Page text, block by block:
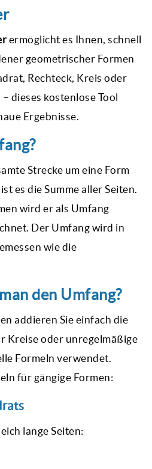
ermöglicht es Ihnen, schnell
geometrischer Formen
Rechteck, Kreis oder
dieses kostenlose Tool
Ergebnisse.
Strecke um eine Form
es die Summe aller Seiten.
wird er als Umfang
Der Umfang wird in
wie die
den Umfang?
addieren Sie einfach die
Kreise oder unregelmäßige
Formeln verwendet.
für gängige Formen:
lange Seiten: